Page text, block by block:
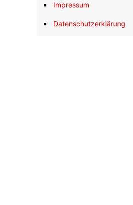
Impressum
Datenschutzerklärung